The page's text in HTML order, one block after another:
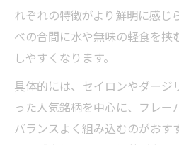
れぞれの特徴がより鮮明に感じ
べの合間に水や無味の軽食を挟
しやすくなります。
具体的には、セイロンやダージ
った人気銘柄を中心に、フレー
バランスよく組み込むのがおす